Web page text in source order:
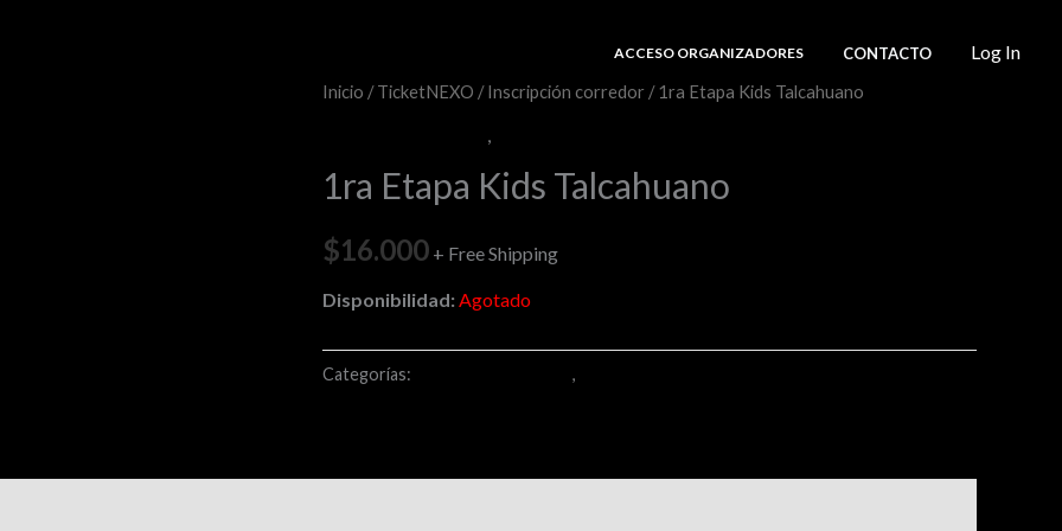
ACCESO ORGANIZADORES CONTACTO Log In
Inicio /TicketNEXO /Inscripción corredor / 1ra Etapa Kids Talcahuano
1ra Etapa Kids Talcahuano
$16.000 + Free Shipping
Disponibilidad: Agotado
Categorías: ,